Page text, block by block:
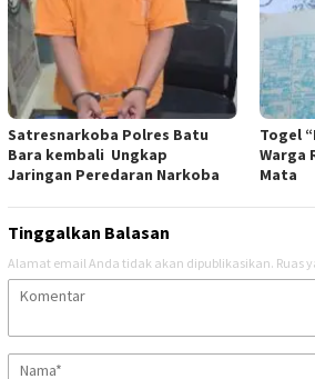
Satresnarkoba Polres Batu
Bara kembali Ungkap
Jaringan Peredaran Narkoba
Togel
Warga
Mata
Tinggalkan Balasan
Alamat email Anda tidak akan dipublikasikan. Ruas